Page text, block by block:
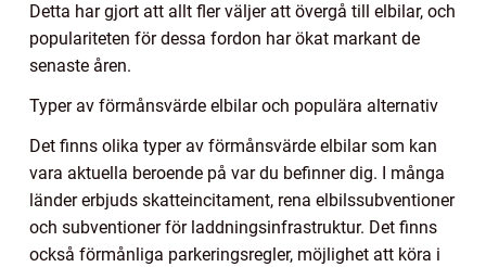
Detta har gjort att allt fler väljer att övergå till elbilar, och
populariteten för dessa fordon har ökat markant de
senaste åren.
Typer av förmånsvärde elbilar och populära alternativ
Det finns olika typer av förmånsvärde elbilar som kan
vara aktuella beroende på var du befinner dig. I många
länder erbjuds skatteincitament, rena elbilssubventioner
och subventioner för laddningsinfrastruktur. Det finns
också förmånliga parkeringsregler, möjlighet att köra i